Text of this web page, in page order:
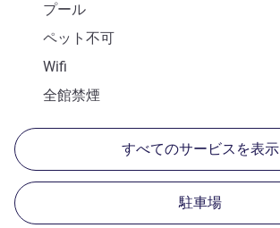
プール
ペット不可
Wifi
全館禁煙
すべてのサービスを表示
駐車場